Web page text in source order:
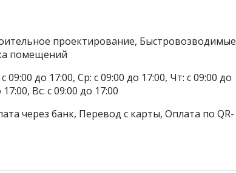
проектирование, Быстровозводимые
помещений
до 17:00, Ср: с 09:00 до 17:00, Чт: с 09:00 до
Вс: с 09:00 до 17:00
через банк, Перевод с карты, Оплата по QR-